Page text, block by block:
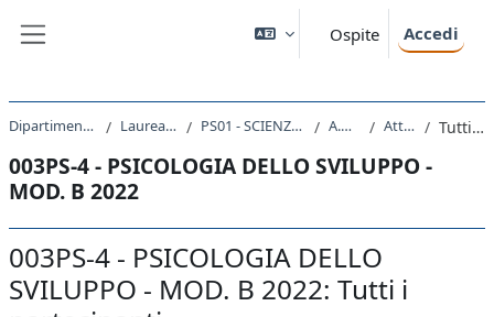
Ospite Accedi
Dipartimento di Scienze della Vita Laurea triennale (DM270) PS01 - SCIENZE E TECNICHE PSICOLOGICHE A.A. 2022 - 2023 Attività recente Tutti i partecipanti
003PS-4 - PSICOLOGIA DELLO SVILUPPO -
MOD. B 2022
003PS-4 - PSICOLOGIA DELLO
SVILUPPO - MOD. B 2022: Tutti i